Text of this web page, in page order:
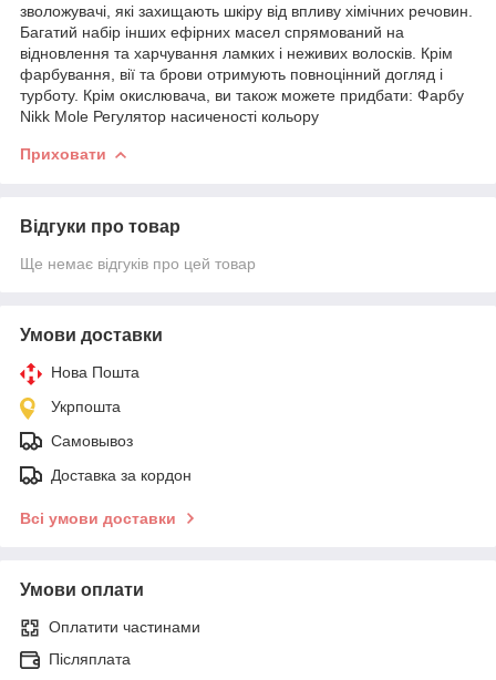
зволожувачі, які захищають шкіру від впливу хімічних речовин.
Багатий набір інших ефірних масел спрямований на
відновлення та харчування ламких і неживих волосків. Крім
фарбування, вії та брови отримують повноцінний догляд і
турботу. Крім окислювача, ви також можете придбати: Фарбу
Nikk Mole Регулятор насиченості кольору
Приховати
Відгуки про товар
Ще немає відгуків про цей товар
Умови доставки
Нова Пошта
Укрпошта
Самовывоз
Доставка за кордон
Всі умови доставки
Умови оплати
Оплатити частинами
Післяплата